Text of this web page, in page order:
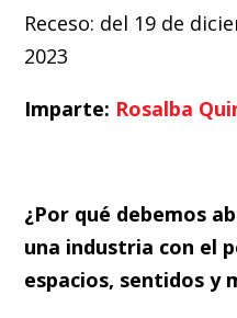
Receso: del 19 de
2023
Imparte: Rosalba
¿Por qué debemos
una industria con el
espacios, sentidos y